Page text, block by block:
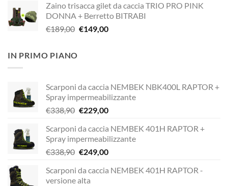
originale
era:
€338,90.
attuale
è:
€249,00.
Zaino trisacca gilet da caccia TRIO PRO PINK
DONNA + Berretto BITRABI
€189,00 Il
€149,00Il
IN PRIMO PIANO
Scarponi da caccia NEMBEK NBK400L RAPTOR +
Spray impermeabilizzante
€338,90 Il
originale
era:
€338,90.
€229,00Il
attuale
è:
€229,00.
Scarponi da caccia NEMBEK 401H RAPTOR +
Spray impermeabilizzante
€338,90 Il
originale
era:
€249,00Il
attuale
Scarponi da caccia NEMBEK 401H RAPTOR -
versione alta